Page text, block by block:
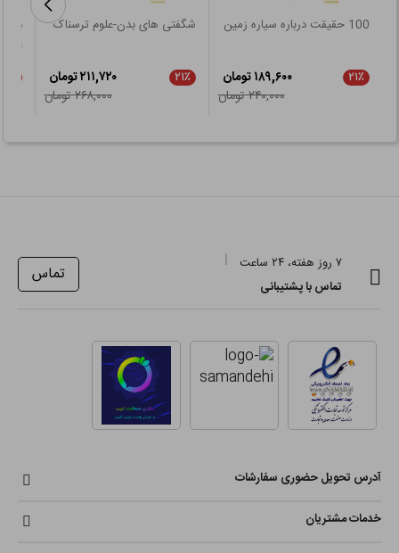
100 حقیقت درباره سیاره زمین
۲۱٪
۱۸۹,۶۰۰ تومان
۲۴۰,۰۰۰ تومان
شگفتی های بدن-علوم ترسناک
۲۱٪
۲۱۱,۷۲۰ تومان
۲۶۸,۰۰۰ تومان
۷ روز هفته، ۲۴ ساعت
تماس با پشتیبانی
تماس
آدرس تحویل حضوری سفارشات
خدمات مشتریان